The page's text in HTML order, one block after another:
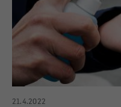
21.4.2022